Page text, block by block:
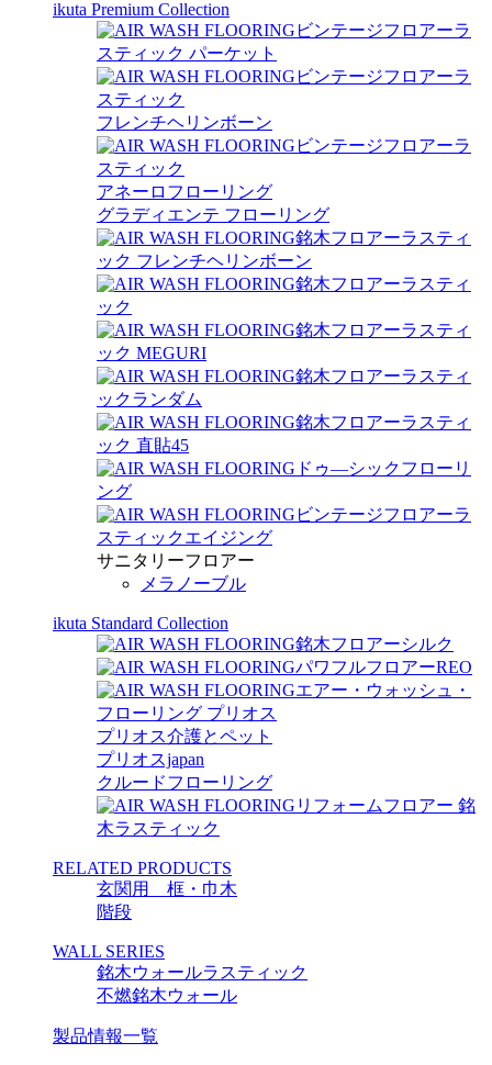
ikuta Premium Collection
ビンテージフロアーラ
スティック パーケット
ビンテージフロアーラ
スティック
フレンチヘリンボーン
ビンテージフロアーラ
スティック
アネーロフローリング
グラディエンテ フローリング
銘木フロアーラスティ
ック フレンチヘリンボーン
銘木フロアーラスティ
ック
銘木フロアーラスティ
ック MEGURI
銘木フロアーラスティ
ックランダム
銘木フロアーラスティ
ック 直貼45
ドゥ―シックフローリ
ング
ビンテージフロアーラ
スティックエイジング
サニタリーフロアー
メラノーブル
ikuta Standard Collection
銘木フロアーシルク
パワフルフロアーREO
エアー・ウォッシュ・
フローリング プリオス
プリオス介護とペット
プリオスjapan
クルードフローリング
リフォームフロアー 銘
木ラスティック
RELATED PRODUCTS
玄関用 框・巾木
階段
WALL SERIES
銘木ウォールラスティック
不燃銘木ウォール
製品情報一覧